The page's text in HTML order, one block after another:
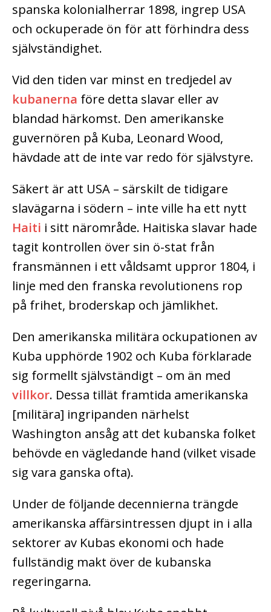
spanska kolonialherrar 1898, ingrep USA
och ockuperade ön för att förhindra dess
självständighet.
Vid den tiden var minst en tredjedel av
kubanerna före detta slavar eller av
blandad härkomst. Den amerikanske
guvernören på Kuba, Leonard Wood,
hävdade att de inte var redo för självstyre.
Säkert är att USA – särskilt de tidigare
slavägarna i södern – inte ville ha ett nytt
Haiti i sitt närområde. Haitiska slavar hade
tagit kontrollen över sin ö-stat från
fransmännen i ett våldsamt uppror 1804, i
linje med den franska revolutionens rop
på frihet, broderskap och jämlikhet.
Den amerikanska militära ockupationen av
Kuba upphörde 1902 och Kuba förklarade
sig formellt självständigt – om än med
villkor. Dessa tillät framtida amerikanska
[militära] ingripanden närhelst
Washington ansåg att det kubanska folket
behövde en vägledande hand (vilket visade
sig vara ganska ofta).
Under de följande decennierna trängde
amerikanska affärsintressen djupt in i alla
sektorer av Kubas ekonomi och hade
fullständig makt över de kubanska
regeringarna.